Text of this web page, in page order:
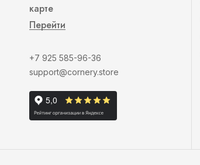
карте
Перейти
+7 925 585-96-36
support@cornery.store